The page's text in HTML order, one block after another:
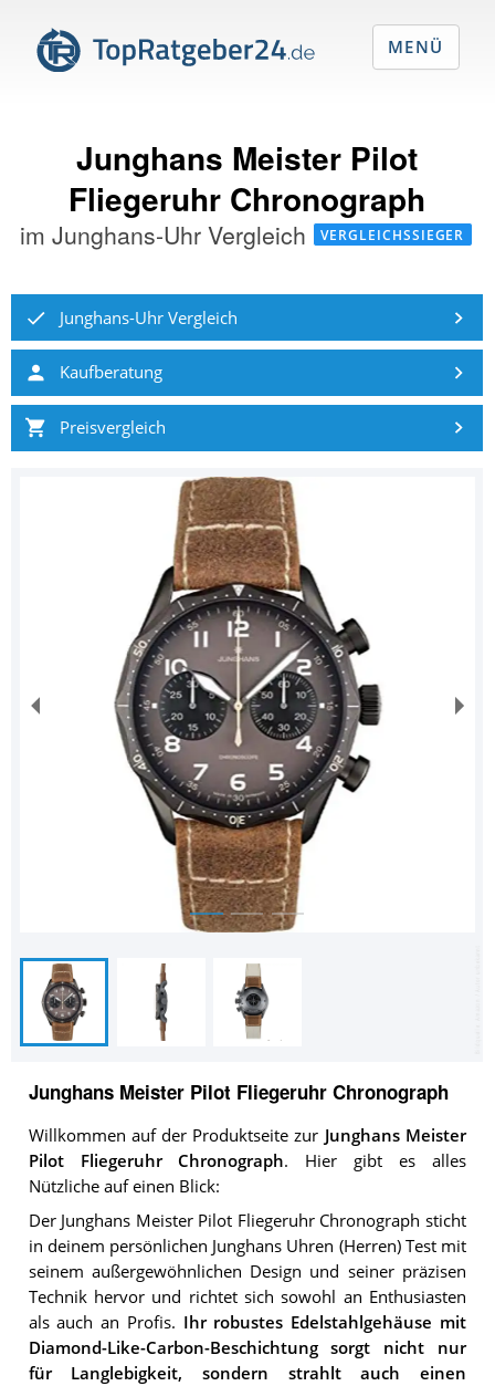
Junghans Meister Pilot
Fliegeruhr Chronograph
im Junghans-Uhr Vergleich VERGLEICHSSIEGER
Junghans-Uhr Vergleich
Kaufberatung
Preisvergleich
Junghans Meister Pilot Fliegeruhr Chronograph
Willkommen auf der Produktseite zur Junghans Meister
Pilot Fliegeruhr Chronograph. Hier gibt es alles
Nützliche auf einen Blick:
Der Junghans Meister Pilot Fliegeruhr Chronograph sticht
in deinem persönlichen Junghans Uhren (Herren) Test mit
seinem außergewöhnlichen Design und seiner präzisen
Technik hervor und richtet sich sowohl an Enthusiasten
als auch an Profis. Ihr robustes Edelstahlgehäuse mit
Diamond-Like-Carbon-Beschichtung sorgt nicht nur
für Langlebigkeit, sondern strahlt auch einen
MENÜ